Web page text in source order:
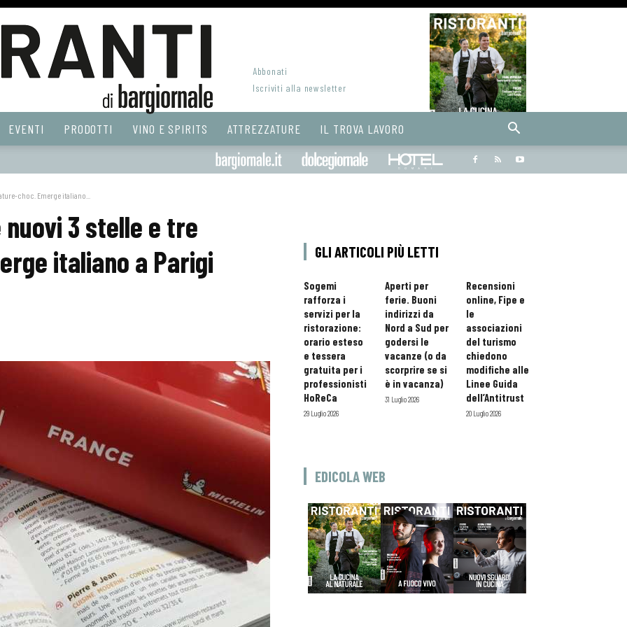
Abbonati
Iscriviti alla newsletter
EVENTI PRODOTTI VINO E SPIRITS ATTREZZATURE IL TROVA LAVORO
Bargiornale dolcegiornale
choc. Emerge italiano...
nuovi 3 stelle e tre
italiano a Parigi
GLI ARTICOLI PIÙ LETTI
Sogemi
rafforza i
servizi per la
ristorazione:
orario esteso
e tessera
gratuita per i
professionisti
HoReCa
29 Luglio 2026
Aperti per
ferie. Buoni
indirizzi da
Nord a Sud per
godersi le
vacanze (o da
scorprire se si
è in vacanza)
31 Luglio 2026
Recensioni
online, Fipe e
le
associazioni
del turismo
chiedono
modifiche alle
Linee Guida
dell’Antitrust
20 Luglio 2026
EDICOLA WEB